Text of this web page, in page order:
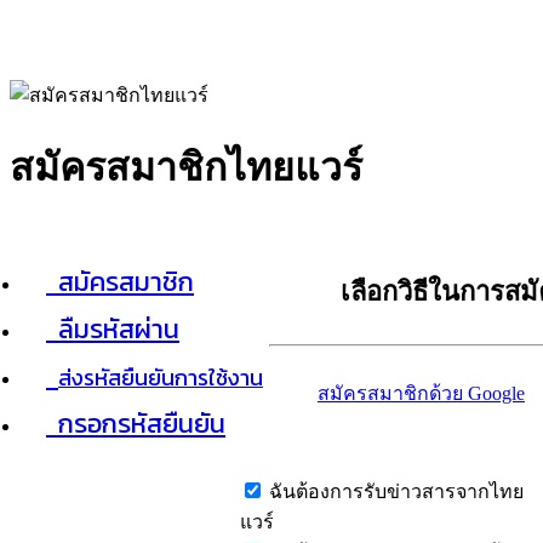
สมัครสมาชิกไทยแวร์
สมัครสมาชิก
ลืมรหัสผ่าน
ส่งรหัสยืนยันการใช้งาน
กรอกรหัสยืนยัน
เลือกวิธีในการส
สมัครสมาชิกด้วย Google
ฉันต้องการรับข่าวสารจากไทย
แวร์